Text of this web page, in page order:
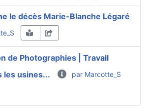
le décès Marie-Blanche Légaré
de Photographies | Travail
les usines...
par Marcotte_S